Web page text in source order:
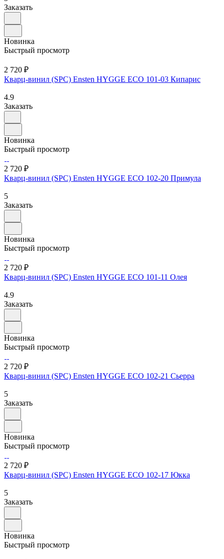
Заказать
Новинка
Быстрый просмотр
2 720 ₽
Кварц-винил (SPC) Ensten HYGGE ECO 101-03 Кипарис
4.9
Заказать
Новинка
Быстрый просмотр
2 720 ₽
Кварц-винил (SPC) Ensten HYGGE ECO 102-20 Примула
5
Заказать
Новинка
Быстрый просмотр
2 720 ₽
Кварц-винил (SPC) Ensten HYGGE ECO 101-11 Олея
4.9
Заказать
Новинка
Быстрый просмотр
2 720 ₽
Кварц-винил (SPC) Ensten HYGGE ECO 102-21 Сьерра
5
Заказать
Новинка
Быстрый просмотр
2 720 ₽
Кварц-винил (SPC) Ensten HYGGE ECO 102-17 Юкка
5
Заказать
Новинка
Быстрый просмотр